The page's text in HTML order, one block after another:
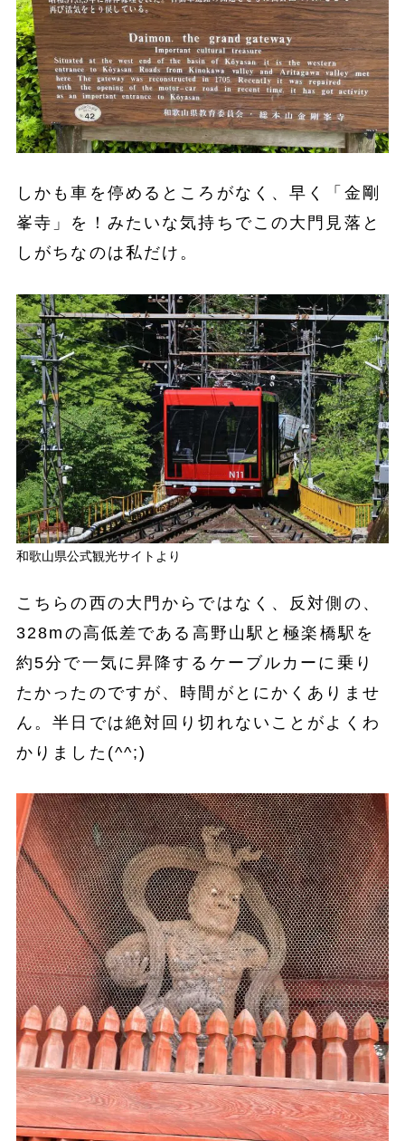
しかも車を停めるところがなく、早く「金剛
峯寺」を！みたいな気持ちでこの大門見落と
しがちなのは私だけ。
和歌山県公式観光サイトより
こちらの西の大門からではなく、反対側の、
328mの高低差である高野山駅と極楽橋駅を
約5分で一気に昇降するケーブルカーに乗り
たかったのですが、時間がとにかくありませ
ん。半日では絶対回り切れないことがよくわ
かりました(^^;)